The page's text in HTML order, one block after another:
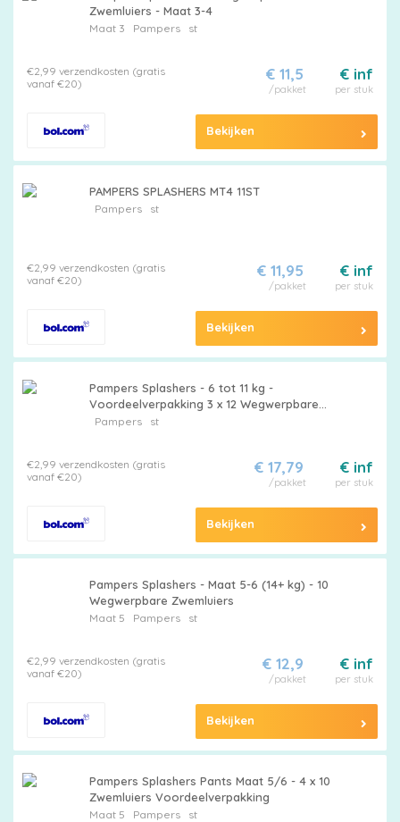
Zwemluiers - Maat 3-4
Maat 3 Pampersst
€2,99 verzendkosten (gratis
vanaf €20)
€ inf
per stuk
€ 11,5
/pakket
Bekijken
PAMPERS SPLASHERS MT4 11ST
Pampersst
€2,99 verzendkosten (gratis
vanaf €20)
€ inf
per stuk
€ 11,95
/pakket
Bekijken
Pampers Splashers - 6 tot 11 kg -
Voordeelverpakking 3 x 12 Wegwerpbare
Zwemluiers
Pampersst
€2,99 verzendkosten (gratis
vanaf €20)
€ inf
per stuk
€ 17,79
/pakket
Bekijken
Pampers Splashers - Maat 5-6 (14+ kg) - 10
Wegwerpbare Zwemluiers
Maat 5 Pampersst
€2,99 verzendkosten (gratis
vanaf €20)
€ inf
per stuk
€ 12,9
/pakket
Bekijken
Pampers Splashers Pants Maat 5/6 - 4 x 10
Zwemluiers Voordeelverpakking
Maat 5 Pampersst